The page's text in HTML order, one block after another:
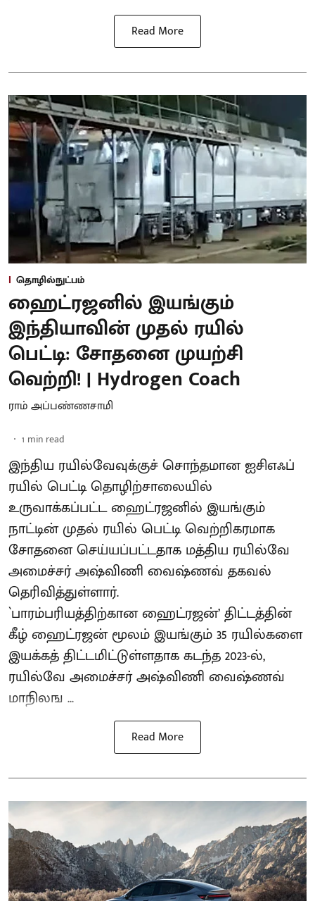
Read More
தொழில்நுட்பம்
ஹைட்ரஜனில் இயங்கும்
இந்தியாவின் முதல் ரயில்
பெட்டி: சோதனை முயற்சி
வெற்றி! | Hydrogen Coach
ராம் அப்பண்ணசாமி
1 min read
இந்திய ரயில்வேவுக்குச் சொந்தமான ஐசிஎஃப்
ரயில் பெட்டி தொழிற்சாலையில்
உருவாக்கப்பட்ட ஹைட்ரஜனில் இயங்கும்
நாட்டின் முதல் ரயில் பெட்டி வெற்றிகரமாக
சோதனை செய்யப்பட்டதாக மத்திய ரயில்வே
அமைச்சர் அஷ்விணி வைஷ்ணவ் தகவல்
தெரிவித்துள்ளார்.
`பாரம்பரியத்திற்கான ஹைட்ரஜன்’ திட்டத்தின்
கீழ் ஹைட்ரஜன் மூலம் இயங்கும் 35 ரயில்களை
இயக்கத் திட்டமிட்டுள்ளதாக கடந்த 2023-ல்,
ரயில்வே அமைச்சர் அஷ்விணி வைஷ்ணவ்
மாநிலங ...
Read More